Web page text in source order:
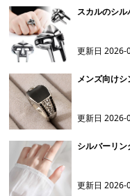
スカルのシ
更新日2026-
メンズ向け
更新日2026-
シルバーリ
更新日2026-